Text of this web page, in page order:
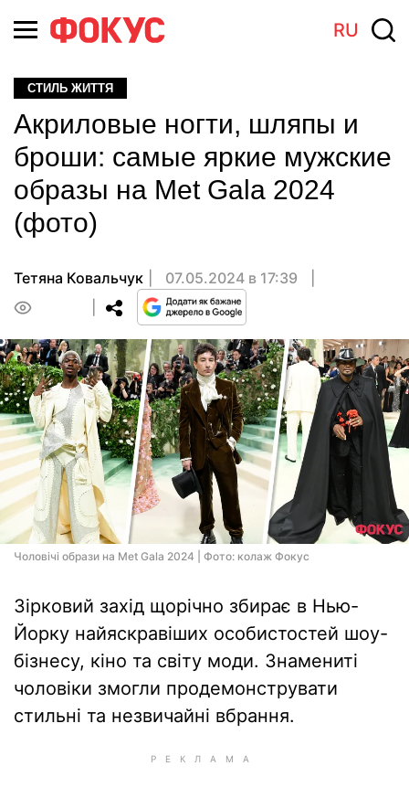
RU
СТИЛЬ ЖИТТЯ
Акриловые ногти, шляпы и
броши: самые яркие мужские
образы на Met Gala 2024
(фото)
Тетяна Ковальчук
07.05.2024 в 17:39
Чоловічі образи на Met Gala 2024 | Фото: колаж Фокус
Зірковий захід щорічно збирає в Нью-
Йорку найяскравіших особистостей шоу-
бізнесу, кіно та світу моди. Знамениті
чоловіки змогли продемонструвати
стильні та незвичайні вбрання.